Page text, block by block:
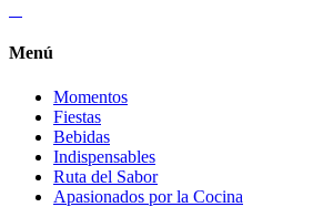
Menú
Momentos
Fiestas
Bebidas
Indispensables
Ruta del Sabor
Apasionados por la Cocina